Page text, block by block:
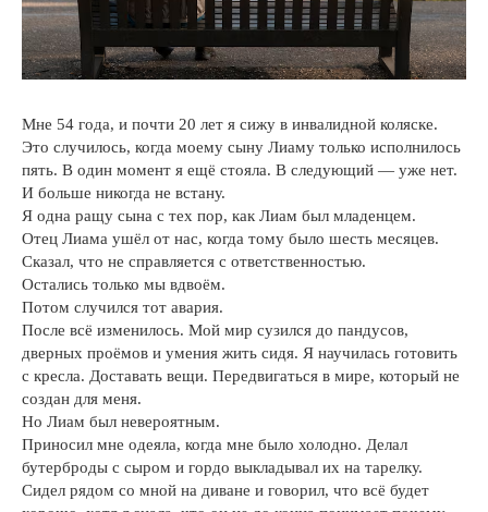
Мне 54 года, и почти 20 лет я сижу в инвалидной коляске.
Это случилось, когда моему сыну Лиаму только исполнилось
пять. В один момент я ещё стояла. В следующий — уже нет.
И больше никогда не встану.
Я одна ращу сына с тех пор, как Лиам был младенцем.
Отец Лиама ушёл от нас, когда тому было шесть месяцев.
Сказал, что не справляется с ответственностью.
Остались только мы вдвоём.
Потом случился тот авария.
После всё изменилось. Мой мир сузился до пандусов,
дверных проёмов и умения жить сидя. Я научилась готовить
с кресла. Доставать вещи. Передвигаться в мире, который не
создан для меня.
Но Лиам был невероятным.
Приносил мне одеяла, когда мне было холодно. Делал
бутерброды с сыром и гордо выкладывал их на тарелку.
Сидел рядом со мной на диване и говорил, что всё будет